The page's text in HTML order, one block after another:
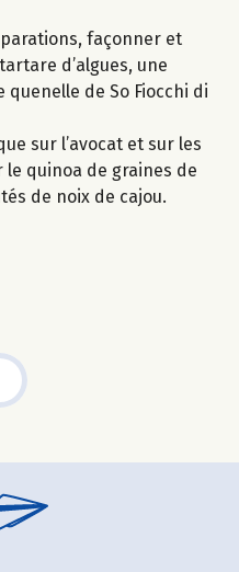
façonner et
d’algues, une
de So Fiocchi di
sur l’avocat et sur les
quinoa de graines de
de noix de cajou.